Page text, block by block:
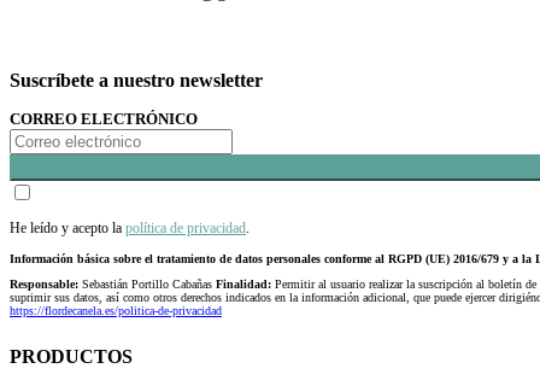
Suscríbete a nuestro newsletter
CORREO ELECTRÓNICO
He leído y acepto la política de privacidad
Información básica sobre el tratamiento de datos personales conforme al RGPD (UE) 2016/679 y a la
Responsable: Sebastián Portillo Cabañas Finalidad: Permitir al usuario realizar la suscripción al boletín
suprimir sus datos, así como otros derechos indicados en la información adicional, que puede ejercer
https://flordecanela.es/politica-de-privacidad
PRODUCTOS